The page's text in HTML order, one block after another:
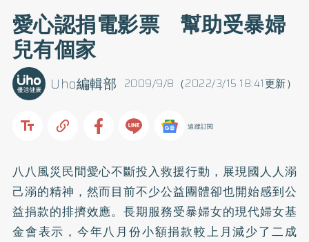
愛心認捐電影票 幫助受暴婦
兒有個家
2009/9/8（2022/3/15 18:41更新）
Uho編輯部
追蹤訂閱
八八風災民間愛心不斷投入救援行動，展現國人人溺
己溺的精神，然而目前不少公益團體卻也開始感到公
益捐款的排擠效應。長期服務受暴婦女的現代婦女基
金會表示，今年八月份小額捐款較上月減少了二成